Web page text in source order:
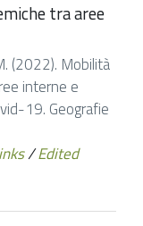
tra aree
(2022). Mobilità
interne e
19. Geografie
/Edited